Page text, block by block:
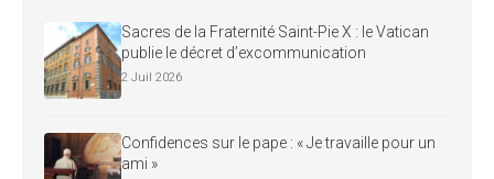
Sacres de la Fraternité Saint-Pie X : le Vatican
publie le décret d’excommunication
2 Juil 2026
Confidences sur le pape : « Je travaille pour un
ami »